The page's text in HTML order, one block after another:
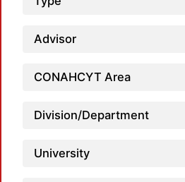
Advisor
CONAHCYT Area
Division/Department
University